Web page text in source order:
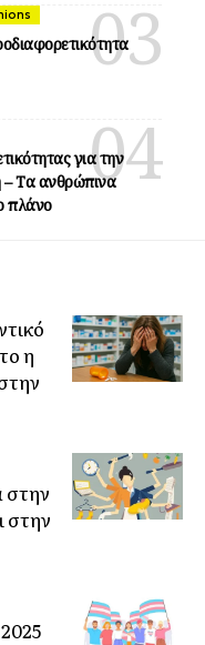
για την
– Τα ανθρώπινα
πλάνο
η
στην
στην